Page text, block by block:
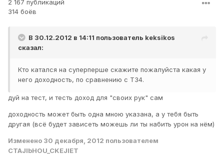
2 167 публикаций
314 боёв
В 30.12.2012 в 14:11 пользователь keksikos
сказал:
Кто катался на суперперше скажите пожалуйста какая у
него доходность, по сравнению с Т34.
дуй на тест, и тесть доход для "своих рук" сам
доходность может быть одна мною указана, а у тебя быть
другая (всё будет зависеть можешь ли ты набить урон на нём)
Изменено 30 декабря, 2012 пользователем
CTAJIbHOU_CKEJIET